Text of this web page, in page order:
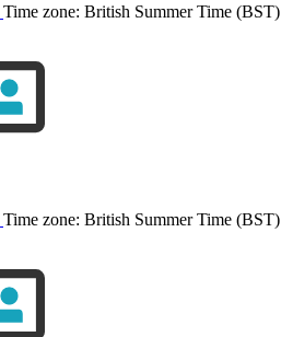
Time zone: British Summer Time (BST)
Time zone: British Summer Time (BST)